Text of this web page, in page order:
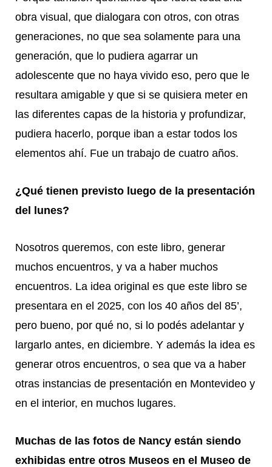
obra visual, que dialogara con otros, con otras
generaciones, no que sea solamente para una
generación, que lo pudiera agarrar un
adolescente que no haya vivido eso, pero que le
resultara amigable y que si se quisiera meter en
las diferentes capas de la historia y profundizar,
pudiera hacerlo, porque iban a estar todos los
elementos ahí. Fue un trabajo de cuatro años.
¿Qué tienen previsto luego de la presentación
del lunes?
Nosotros queremos, con este libro, generar
muchos encuentros, y va a haber muchos
encuentros. La idea original es que este libro se
presentara en el 2025, con los 40 años del 85’,
pero bueno, por qué no, si lo podés adelantar y
largarlo antes, en diciembre. Y además la idea es
generar otros encuentros, o sea que va a haber
otras instancias de presentación en Montevideo y
en el interior, en muchos lugares.
Muchas de las fotos de Nancy están siendo
exhibidas entre otros Museos en el Museo de